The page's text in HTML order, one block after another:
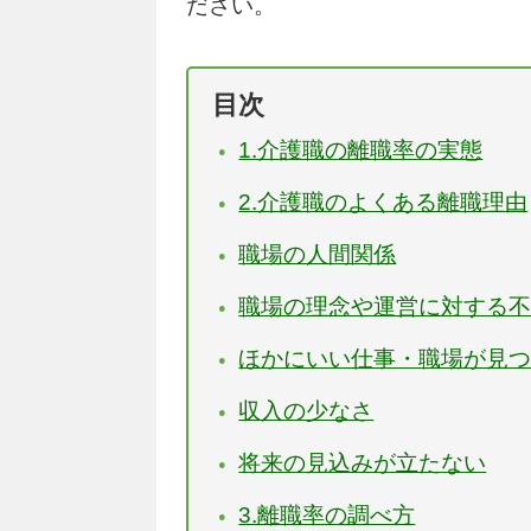
ださい。
目次
1.介護職の離職率の実態
2.介護職のよくある離職理由
職場の人間関係
職場の理念や運営に対する
ほかにいい仕事・職場が見
収入の少なさ
将来の見込みが立たない
3.離職率の調べ方